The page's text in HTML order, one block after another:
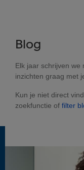
Blog
Elk jaar schrijven we
inzichten graag met
Kun je niet direct
zoekfunctie of filter